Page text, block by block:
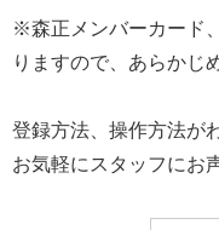
※森正メンバーカード
りますので、あらかじ
登録方法、操作方法が
お気軽にスタッフにお